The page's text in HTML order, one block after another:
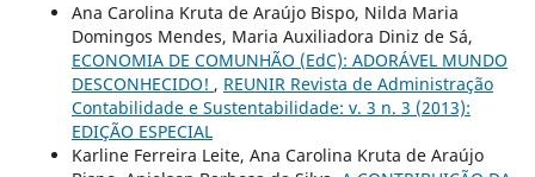
Ana Carolina Kruta de Araújo Bispo, Nilda Maria
Domingos Mendes, Maria Auxiliadora Diniz de Sá,
ECONOMIA DE COMUNHÃO (EdC): ADORÁVEL MUNDO
DESCONHECIDO! , REUNIR Revista de Administração
Contabilidade e Sustentabilidade: v. 3 n. 3 (2013):
EDIÇÃO ESPECIAL
Karline Ferreira Leite, Ana Carolina Kruta de Araújo